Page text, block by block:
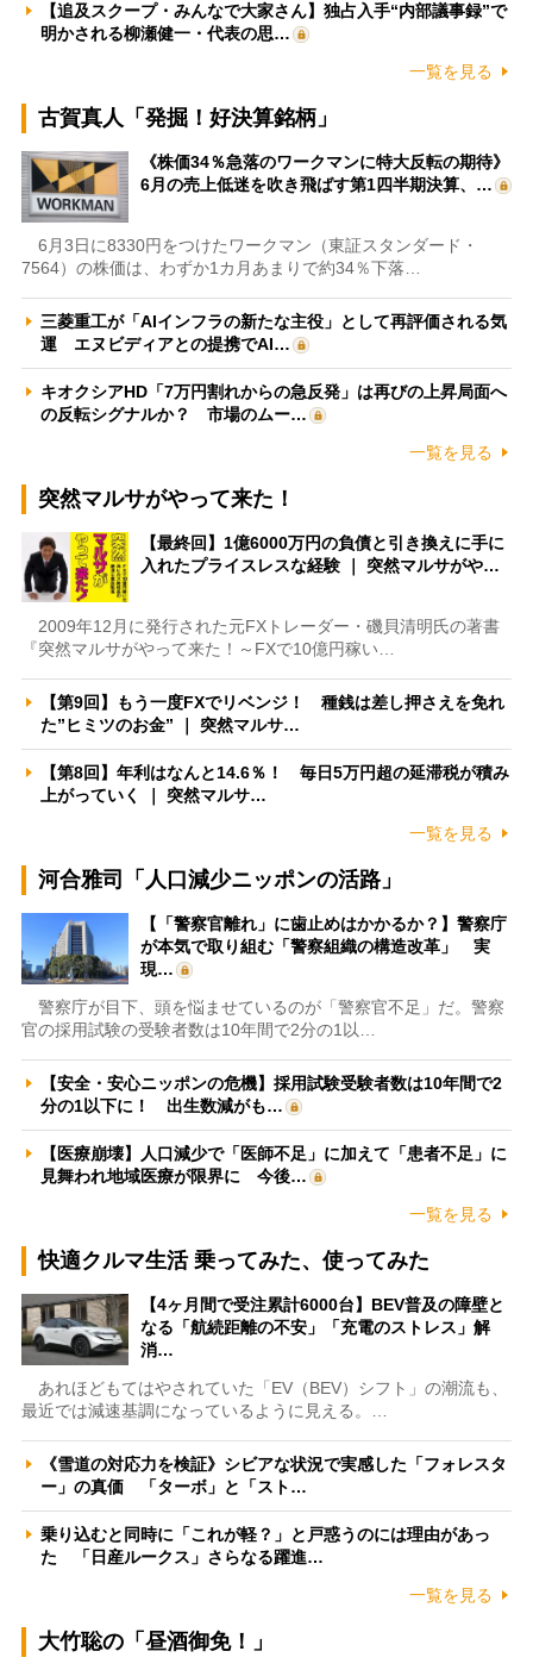
【追及スクープ・みんなで大家さん】独占入手“内部議事録”で
明かされる柳瀬健一・代表の思…
一覧を見る
古賀真人「発掘！好決算銘柄」
《株価34％急落のワークマンに特大反転の期待》
6月の売上低迷を吹き飛ばす第1四半期決算、…
6月3日に8330円をつけたワークマン（東証スタンダード・
7564）の株価は、わずか1カ月あまりで約34％下落…
三菱重工が「AIインフラの新たな主役」として再評価される気
運 エヌビディアとの提携でAI…
キオクシアHD「7万円割れからの急反発」は再びの上昇局面へ
の反転シグナルか？ 市場のムー…
一覧を見る
突然マルサがやって来た！
【最終回】1億6000万円の負債と引き換えに手に
入れたプライスレスな経験 ｜ 突然マルサがや…
2009年12月に発行された元FXトレーダー・磯貝清明氏の著書
『突然マルサがやって来た！～FXで10億円稼い…
【第9回】もう一度FXでリベンジ！ 種銭は差し押さえを免れ
た”ヒミツのお金” ｜ 突然マルサ…
【第8回】年利はなんと14.6％！ 毎日5万円超の延滞税が積み
上がっていく ｜ 突然マルサ…
一覧を見る
河合雅司「人口減少ニッポンの活路」
【「警察官離れ」に歯止めはかかるか？】警察庁
が本気で取り組む「警察組織の構造改革」 実
現…
警察庁が目下、頭を悩ませているのが「警察官不足」だ。警察
官の採用試験の受験者数は10年間で2分の1以…
【安全・安心ニッポンの危機】採用試験受験者数は10年間で2
分の1以下に！ 出生数減がも…
【医療崩壊】人口減少で「医師不足」に加えて「患者不足」に
見舞われ地域医療が限界に 今後…
一覧を見る
快適クルマ生活 乗ってみた、使ってみた
【4ヶ月間で受注累計6000台】BEV普及の障壁と
なる「航続距離の不安」「充電のストレス」解
消…
あれほどもてはやされていた「EV（BEV）シフト」の潮流も、
最近では減速基調になっているように見える。…
《雪道の対応力を検証》シビアな状況で実感した「フォレスタ
ー」の真価 「ターボ」と「スト…
乗り込むと同時に「これが軽？」と戸惑うのには理由があっ
た 「日産ルークス」さらなる躍進…
一覧を見る
大竹聡の「昼酒御免！」